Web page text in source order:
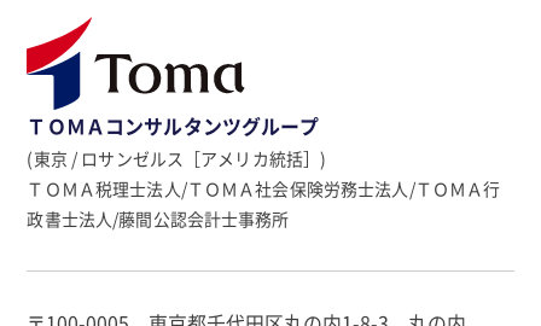
ＴＯＭＡコンサルタンツグループ
(東京 / ロサンゼルス［アメリカ統括］)
ＴＯＭＡ税理士法人/ＴＯＭＡ社会保険労務士法人/ＴＯＭＡ行
政書士法人/藤間公認会計士事務所